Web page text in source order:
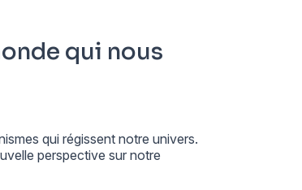
qui nous
qui régissent notre univers.
perspective sur notre